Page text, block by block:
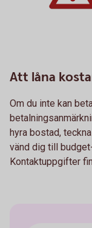
Att låna
Om du inte kan
hyra bostad,
vänd dig till
Kontaktuppgifter